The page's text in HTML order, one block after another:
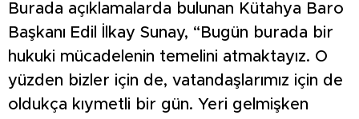
Burada açıklamalarda bulunan Kütahya Baro
Başkanı Edil İlkay Sunay, “Bugün burada bir
hukuki mücadelenin temelini atmaktayız. O
yüzden bizler için de, vatandaşlarımız için de
oldukça kıymetli bir gün. Yeri gelmişken